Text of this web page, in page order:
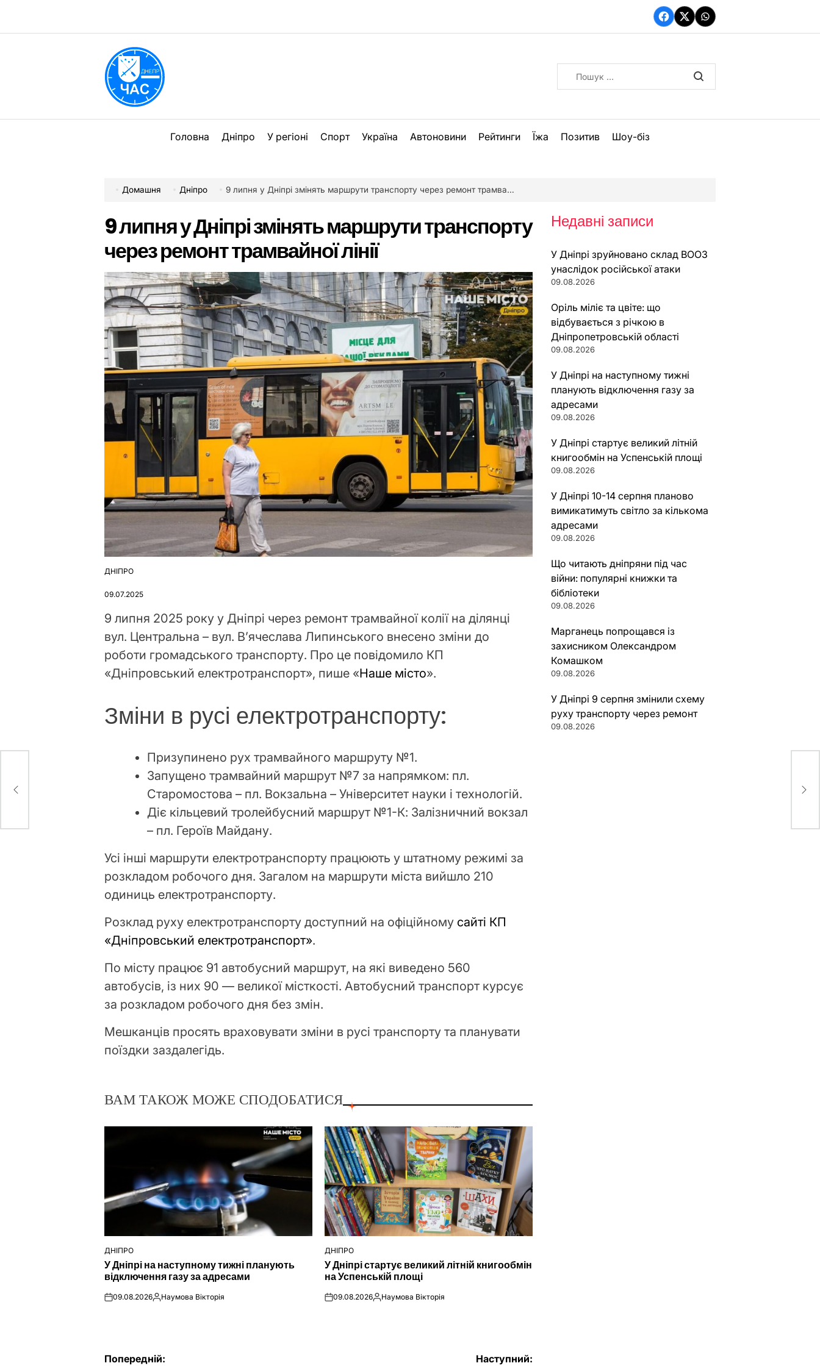
вмісту
Facebook
TwitterWhatsApp
Головна Дніпро У регіоні Спорт Україна Автоновини Рейтинги Їжа Позитив Шоу-біз
Домашня Дніпро 9 липня у Дніпрі змінять маршрути транспорту через ремонт трамвайної лінії
9 липня у Дніпрі змінять маршрути транспорту
через ремонт трамвайної лінії
ОПУБЛІКУВАТИ
ДНІПРО
09.07.2025
9 липня 2025 року у Дніпрі через ремонт трамвайної колії на ділянці
вул. Центральна – вул. В’ячеслава Липинського внесено зміни до
роботи громадського транспорту. Про це повідомило КП
«Дніпровський електротранспорт», пише «Наше місто».
Зміни в русі електротранспорту:
Призупинено рух трамвайного маршруту №1.
Запущено трамвайний маршрут №7 за напрямком: пл.
Старомостова – пл. Вокзальна – Університет науки і технологій.
Діє кільцевий тролейбусний маршрут №1-К: Залізничний вокзал
– пл. Героїв Майдану.
Усі інші маршрути електротранспорту працюють у штатному режимі за
розкладом робочого дня. Загалом на маршрути міста вийшло 210
одиниць електротранспорту.
Розклад руху електротранспорту доступний на офіційному сайті КП
«Дніпровський електротранспорт».
По місту працює 91 автобусний маршрут, на які виведено 560
автобусів, із них 90 — великої місткості. Автобусний транспорт курсує
за розкладом робочого дня без змін.
Мешканців просять враховувати зміни в русі транспорту та планувати
поїздки заздалегідь.
ВАМ ТАКОЖ МОЖЕ СПОДОБАТИСЯ
ОПУБЛІКУВАТИ
У
ДНІПРО
У Дніпрі на наступному тижні планують
відключення газу за адресами
on09.08.2026Опубліковано
Наумова Вікторія
ОПУБЛІКУВАТИ
У
ДНІПРО
У Дніпрі стартує великий літній книгообмін
на Успенській площі
on09.08.2026Опубліковано
Наумова Вікторія
Попередній: Наступний:
Недавні записи
У Дніпрі зруйновано склад ВООЗ
унаслідок російської атаки
09.08.2026
Оріль міліє та цвіте: що
відбувається з річкою в
Дніпропетровській області
09.08.2026
У Дніпрі на наступному тижні
планують відключення газу за
адресами
09.08.2026
У Дніпрі стартує великий літній
книгообмін на Успенській площі
09.08.2026
У Дніпрі 10-14 серпня планово
вимикатимуть світло за кількома
адресами
09.08.2026
Що читають дніпряни під час
війни: популярні книжки та
бібліотеки
09.08.2026
Марганець попрощався із
захисником Олександром
Комашком
09.08.2026
У Дніпрі 9 серпня змінили схему
руху транспорту через ремонт
09.08.2026